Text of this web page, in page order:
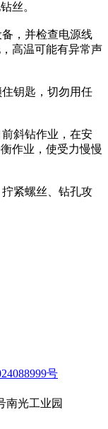
丝。
，并检查电源线
高温可能有异常声
钥匙，切勿用任
斜钻作业，在安
作业，使受力慢慢
紧螺丝、钻孔攻
号
南光工业园